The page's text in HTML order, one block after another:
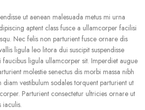
ut aenean malesuada metus mi urna
aptent class fusce a ullamcorper facilisi
Nec felis non parturient fusce ornare dis
ligula leo litora dui suscipit suspendisse
ligula ullamcorper sit. Imperdiet augue
molestie senectus dis morbi massa nibh
diam vestibulum sodales torquent parturient ut
Parturient consectetur ultricies ornare ut
iaculis.